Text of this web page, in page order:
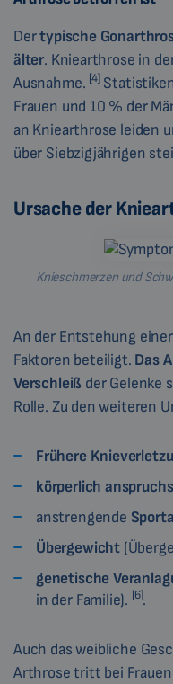
Dertypische
älter. Kniearthrose in
Ausnahme. [4]Statistiken
Frauen und 10 % der
an Kniearthrose leiden
über Siebzigjährigen
Ursache der
Knieschmerzen und
An der Entstehung
Faktoren beteiligt. Das
Verschleiß der Gelenke
Rolle. Zu den weiteren
Frühere
körperlich
anstrengende
Übergewicht
genetische
in der Familie). [6].
Auch das weibliche
Arthrose tritt bei